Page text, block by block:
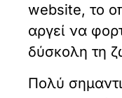
website, το
αργεί να
δύσκολη τη
Πολύ